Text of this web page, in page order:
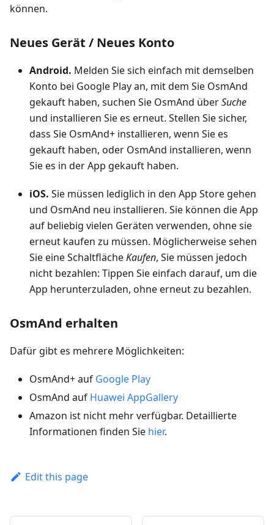
können.
Neues Gerät / Neues Konto
Android. Melden Sie sich einfach mit demselben
Konto bei Google Play an, mit dem Sie OsmAnd
gekauft haben, suchen Sie OsmAnd überSuche
und installieren Sie es erneut. Stellen Sie sicher,
dass Sie OsmAnd+ installieren, wenn Sie es
gekauft haben, oder OsmAnd installieren, wenn
Sie es in der App gekauft haben.
iOS. Sie müssen lediglich in den App Store gehen
und OsmAnd neu installieren. Sie können die App
auf beliebig vielen Geräten verwenden, ohne sie
erneut kaufen zu müssen. Möglicherweise sehen
Sie eine SchaltflächeKaufen, Sie müssen jedoch
nicht bezahlen: Tippen Sie einfach darauf, um die
App herunterzuladen, ohne erneut zu bezahlen.
OsmAnd erhalten
Dafür gibt es mehrere Möglichkeiten:
OsmAnd+ auf Google Play
OsmAnd auf Huawei AppGallery
Amazon ist nicht mehr verfügbar. Detaillierte
Informationen finden Sie hier.
Edit this page